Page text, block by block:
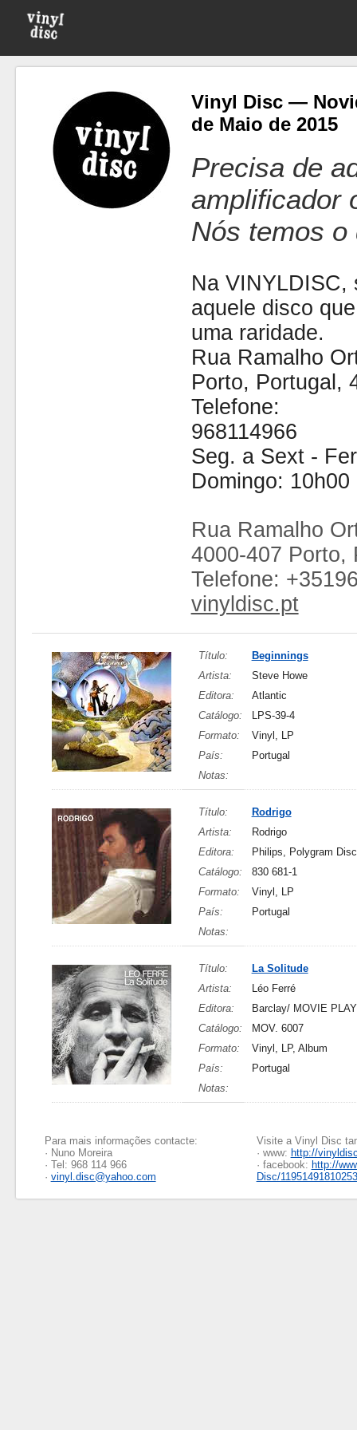
Vinyl Disc —
de Maio de 2015
Precisa de
amplificador
Nós temos o
Na VINYLDISC,
aquele disco
uma raridade.
Rua Ramalho
Porto, Portugal,
Telefone:
968114966
Seg. a Sext -
Domingo: 10h00
Rua Ramalho
4000-407 Porto,
Telefone:
vinyldisc.pt
Título:
Beginnings
Artista:
Steve Howe
Editora:
Atlantic
Catálogo:
LPS-39-4
Formato:
Vinyl, LP
País:
Portugal
Notas:
Título:
Rodrigo
Artista:
Rodrigo
Editora:
Philips, Polygram
Catálogo:
830 681-1
Formato:
Vinyl, LP
País:
Portugal
Notas:
Título:
La Solitude
Artista:
Léo Ferré
Editora:
Barclay/ MOVIE PLAY
Catálogo:
MOV. 6007
Formato:
Vinyl, LP, Album
País:
Portugal
Notas:
Para mais informações contacte:
· Nuno Moreira
· Tel: 968 114 966
· vinyl.disc@yahoo.com
Visite a Vinyl Disc
· www: http://
· facebook: http://
Disc/